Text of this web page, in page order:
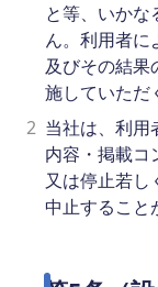
と等、いか
ん。利用者に
及びその結果
施していただ
2 当社は、利用
内容・掲載コ
又は停止若
中止すること